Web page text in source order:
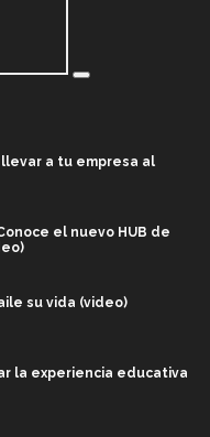
a tu empresa al
el nuevo HUB de
su vida (video)
la experiencia educativa